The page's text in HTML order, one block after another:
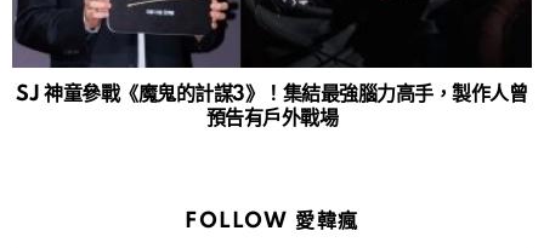
SJ 神童參戰《魔鬼的計謀3》！集結最強腦力高手，製作人曾
預告有戶外戰場
FOLLOW 愛韓瘋